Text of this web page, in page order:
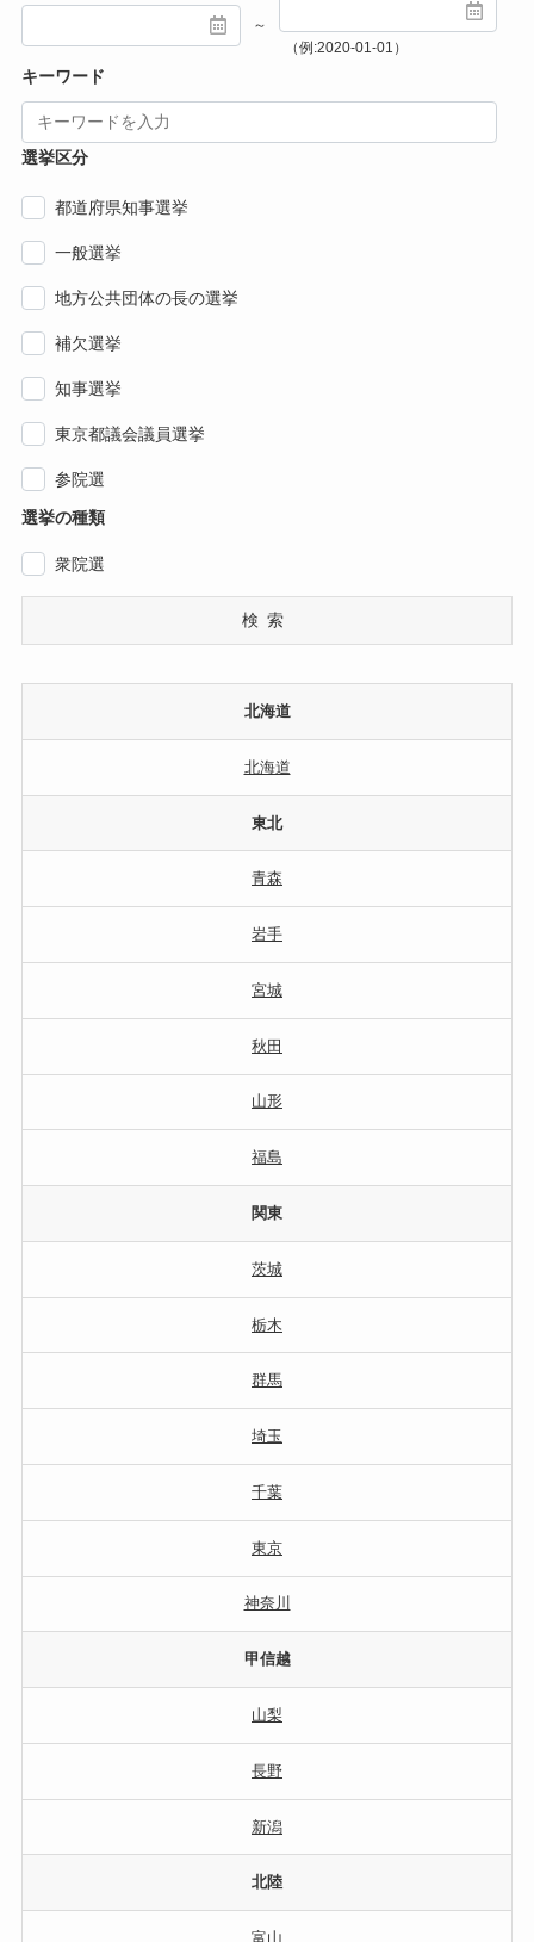
～
（例:2020-01-01）
キーワード
選挙区分
都道府県知事選挙
一般選挙
地方公共団体の長の選挙
補欠選挙
知事選挙
東京都議会議員選挙
参院選
選挙の種類
衆院選
検索
北海道
北海道
東北
青森
岩手
宮城
秋田
山形
福島
関東
茨城
栃木
群馬
埼玉
千葉
東京
神奈川
甲信越
山梨
長野
新潟
北陸
富山